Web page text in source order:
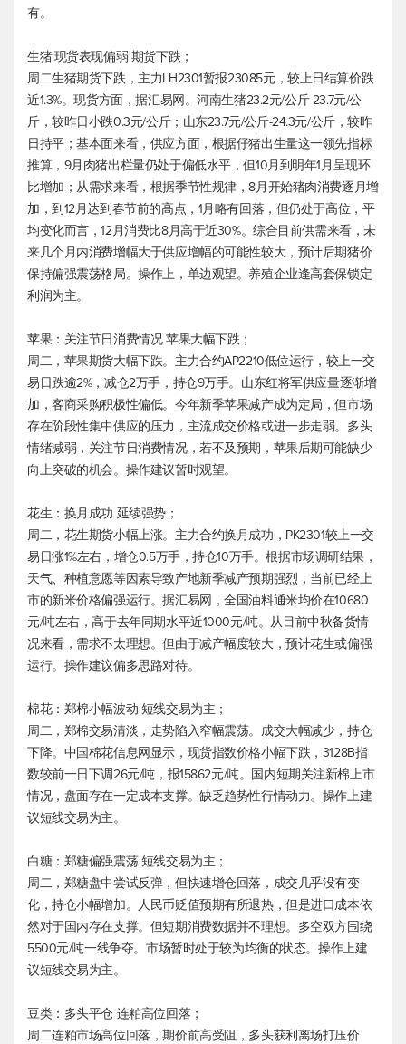
有。
生猪:现货表现偏弱 期货下跌；
周二生猪期货下跌，主力LH2301暂报23085元，较上日结算价跌
近1.3%。现货方面，据汇易网。河南生猪23.2元/公斤-23.7元/公
斤，较昨日小跌0.3元/公斤；山东23.7元/公斤-24.3元/公斤，较昨
日持平；基本面来看，供应方面，根据仔猪出生量这一领先指标
推算，9月肉猪出栏量仍处于偏低水平，但10月到明年1月呈现环
比增加；从需求来看，根据季节性规律，8月开始猪肉消费逐月增
加，到12月达到春节前的高点，1月略有回落，但仍处于高位，平
均变化而言，12月消费比8月高于近30%。综合目前供需来看，未
来几个月内消费增幅大于供应增幅的可能性较大，预计后期猪价
保持偏强震荡格局。操作上，单边观望。养殖企业逢高套保锁定
利润为主。
苹果：关注节日消费情况 苹果大幅下跌；
周二，苹果期货大幅下跌。主力合约AP2210低位运行，较上一交
易日跌逾2%，减仓2万手，持仓9万手。山东红将军供应量逐渐增
加，客商采购积极性偏低。今年新季苹果减产成为定局，但市场
存在阶段性集中供应的压力，主流成交价格或进一步走弱。多头
情绪减弱，关注节日消费情况，若不及预期，苹果后期可能缺少
向上突破的机会。操作建议暂时观望。
花生：换月成功 延续强势；
周二，花生期货小幅上涨。主力合约换月成功，PK2301较上一交
易日涨1%左右，增仓0.5万手，持仓10万手。根据市场调研结果，
天气、种植意愿等因素导致产地新季减产预期强烈，当前已经上
市的新米价格偏强运行。据汇易网，全国油料通米均价在10680
元/吨左右，高于去年同期水平近1000元/吨。从目前中秋备货情
况来看，需求不太理想。但由于减产幅度较大，预计花生或偏强
运行。操作建议偏多思路对待。
棉花：郑棉小幅波动 短线交易为主；
周二，郑棉交易清淡，走势陷入窄幅震荡。成交大幅减少，持仓
下降。中国棉花信息网显示，现货指数价格小幅下跌，3128B指
数较前一日下调26元/吨，报15862元/吨。国内短期关注新棉上市
情况，盘面存在一定成本支撑。缺乏趋势性行情动力。操作上建
议短线交易为主。
白糖：郑糖偏强震荡 短线交易为主；
周二，郑糖盘中尝试反弹，但快速增仓回落，成交几乎没有变
化，持仓小幅增加。人民币贬值预期有所退热，但是进口成本依
然对于国内存在支撑。但短期消费数据并不理想。多空双方围绕
5500元/吨一线争夺。市场暂时处于较为均衡的状态。操作上建
议短线交易为主。
豆类：多头平仓 连粕高位回落；
周二连粕市场高位回落，期价前高受阻，多头获利离场打压价